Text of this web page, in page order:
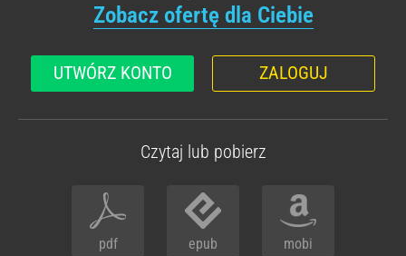
Zobacz ofertę dla Ciebie
UTWÓRZ KONTO ZALOGUJ
Czytaj lub pobierz
pdf epub mobi